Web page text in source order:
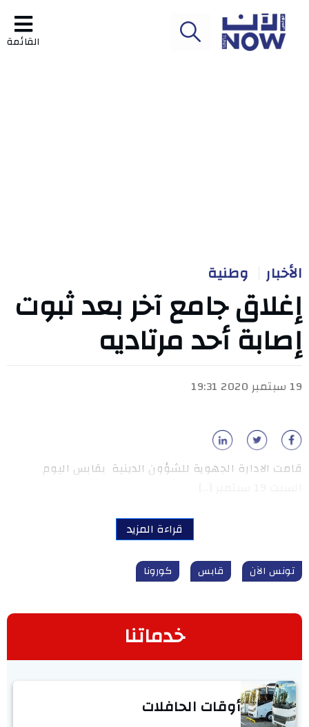
القائمة
الأخبار وطنية
إغلاق جامع آخر بعد ثبوت
إصابة أحد مرتاديه
19 سبتمبر 2020 19:31
قامت الادارة الجهوية للشؤون الدينية بقابس اليوم
قراءة المزيد
تونس الآن قابس كورونا
خدماتنا
أوقات الحافلات